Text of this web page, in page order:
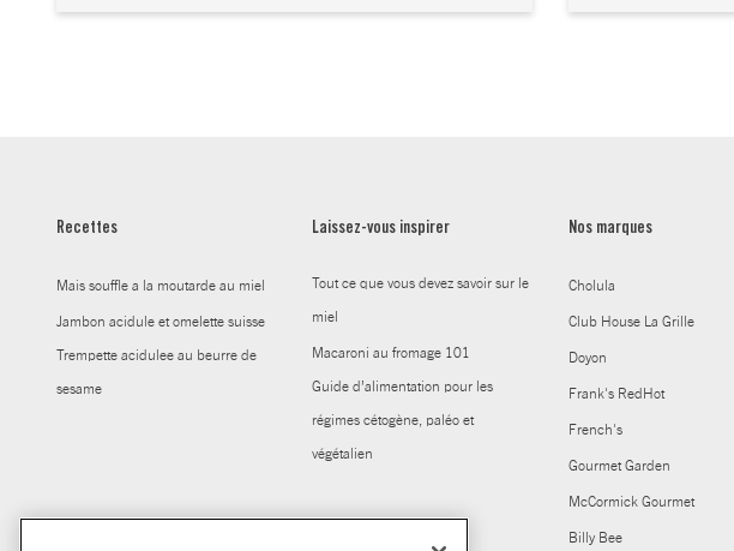
Recettes
Mais souffle a la moutarde au miel
Jambon acidule et omelette suisse
Trempette acidulee au beurre de
sesame
Laissez-vous inspirer
Tout ce que vous devez savoir sur le
miel
Macaroni au fromage 101
Guide d’alimentation pour les
régimes cétogène, paléo et
végétalien
Nos marques
Cholula
Club House La Grille
Doyon
Frank's RedHot
French's
Gourmet Garden
McCormick Gourmet
Billy Bee